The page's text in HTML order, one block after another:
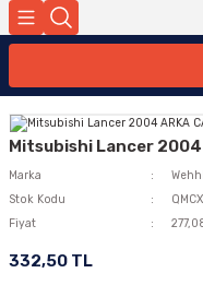
Mitsubishi Lancer 2004
Marka
Stok Kodu
Fiyat
332,50 TL